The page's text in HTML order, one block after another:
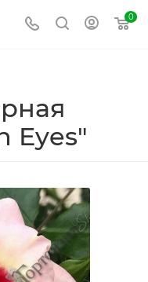
0
Eyes"